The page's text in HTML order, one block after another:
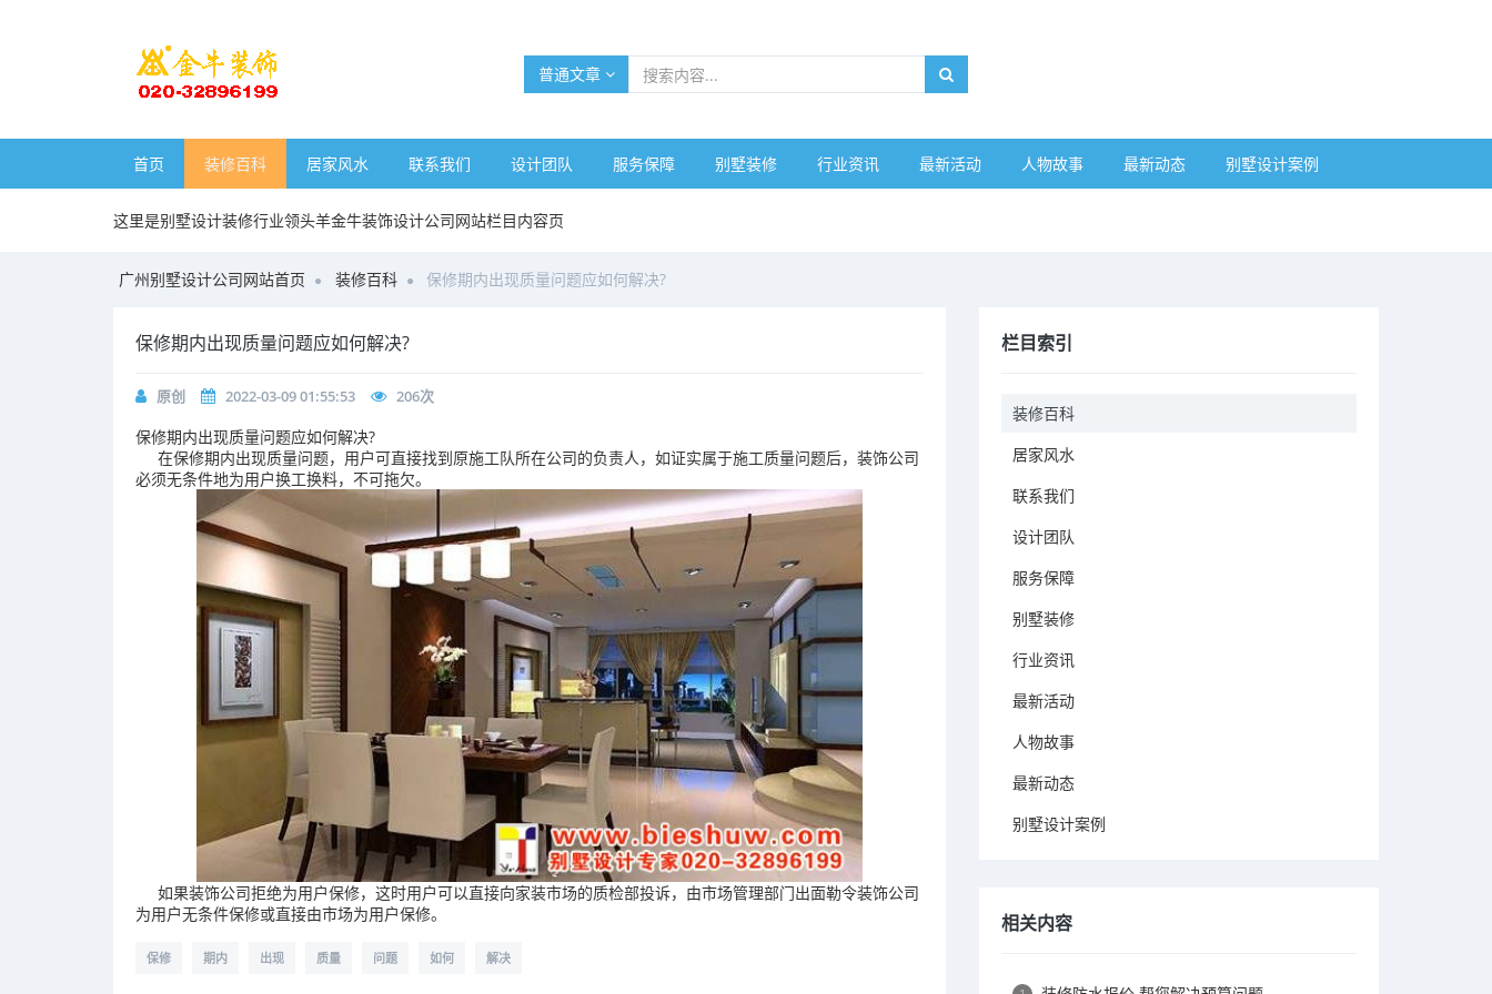
普通文章
首页 装修百科 居家风水 联系我们 设计团队 服务保障 别墅装修 行业资讯 最新活动 人物故事 最新动态 别墅设计案例
这里是别墅设计装修行业领头羊金牛装饰设计公司网站栏目内容页
广州别墅设计公司网站首页 装修百科 保修期内出现质量问题应如何解决?
保修期内出现质量问题应如何解决?
原创 2022-03-09 01:55:53 206次
保修期内出现质量问题应如何解决?
在保修期内出现质量问题，用户可直接找到原施工队所在公司的负责人，如证实属于施工质量问题后，装饰公司
必须无条件地为用户换工换料，不可拖欠。
如果装饰公司拒绝为用户保修，这时用户可以直接向家装市场的质检部投诉，由市场管理部门出面勒令装饰公司
为用户无条件保修或直接由市场为用户保修。
保修 期内 出现 质量 问题 如何 解决
栏目索引
装修百科
居家风水
联系我们
设计团队
服务保障
别墅装修
行业资讯
最新活动
人物故事
最新动态
别墅设计案例
相关内容